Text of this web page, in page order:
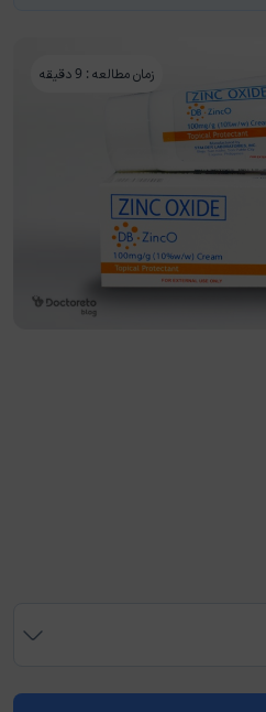
زمان مطالعه : 9 دقیقه